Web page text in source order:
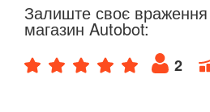
7 Series F01/F02
7 Series E65/E66/E67/E68
Залиште своє враження
магазин Autobot:
2